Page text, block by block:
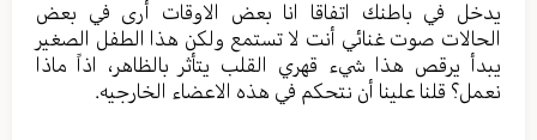
يدخل في باطنك اتفاقا انا بعض الاوقات أرى في بعض
الحالات صوت غنائي أنت لا تستمع ولكن هذا الطفل الصغير
يبدأ يرقص هذا شيء قهري القلب يتأثر بالظاهر، اذاً ماذا
نعمل؟ قلنا علينا أن نتحكم في هذه الاعضاء الخارجيه.